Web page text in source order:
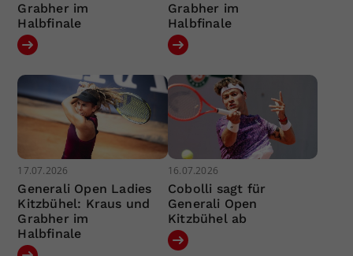
Grabher im
Halbfinale
Grabher im
Halbfinale
17.07.2026
Generali Open Ladies
Kitzbühel: Kraus und
Grabher im
Halbfinale
16.07.2026
Cobolli sagt für
Generali Open
Kitzbühel ab